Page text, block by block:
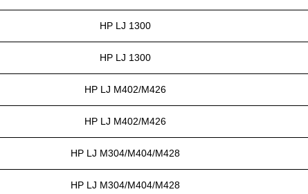
HP LJ 1300
HP LJ 1300
HP LJ M402/M426
HP LJ M402/M426
HP LJ M304/M404/M428
HP LJ M304/M404/M428